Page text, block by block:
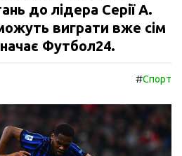
до лідера Серії А.
виграти вже сім
Футбол24.
#Спорт